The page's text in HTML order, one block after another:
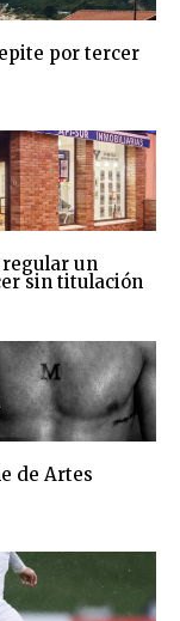
por tercer
un
sin titulación
de Artes